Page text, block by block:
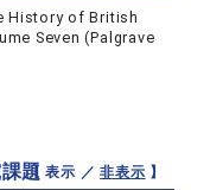
History of British
Seven (Palgrave
題
【 表示 ／非表示 】